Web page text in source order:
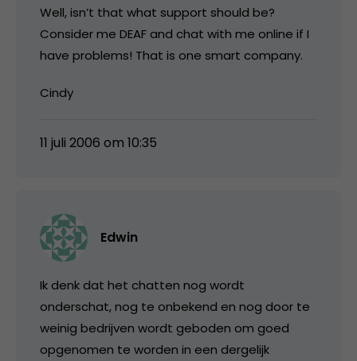
Well, isn’t that what support should be?
Consider me DEAF and chat with me online if I
have problems! That is one smart company.
Cindy
11 juli 2006 om 10:35
Edwin
Ik denk dat het chatten nog wordt
onderschat, nog te onbekend en nog door te
weinig bedrijven wordt geboden om goed
opgenomen te worden in een dergelijk